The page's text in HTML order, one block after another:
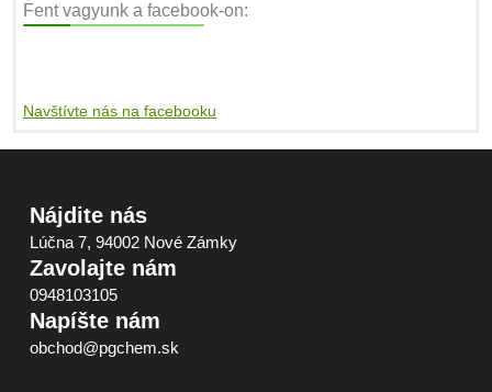
Fent vagyunk a facebook-on:
Navštívte nás na facebooku
Nájdite nás
Lúčna 7, 94002 Nové Zámky
Zavolajte nám
0948103105
Napíšte nám
obchod@pgchem.sk